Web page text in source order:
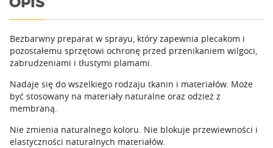
OPIS
Bezbarwny preparat w sprayu, który zapewnia plecakom i
pozostałemu sprzętowi ochronę przed przenikaniem wilgoci,
zabrudzeniami i tłustymi plamami.
Nadaje się do wszelkiego rodzaju tkanin i materiałów. Może
być stosowany na materiały naturalne oraz odzież z
membraną.
Nie zmienia naturalnego koloru. Nie blokuje przewiewności i
elastyczności naturalnych materiałów.